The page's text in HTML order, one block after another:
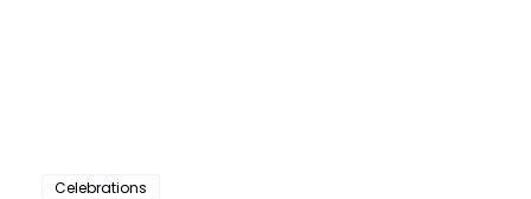
Celebrations